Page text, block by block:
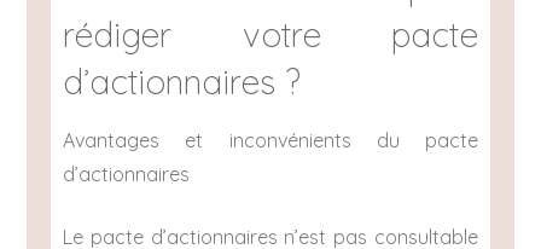
rédiger votre pacte
d’actionnaires ?
Avantages et inconvénients du pacte
d’actionnaires
Le pacte d’actionnaires n’est pas consultable